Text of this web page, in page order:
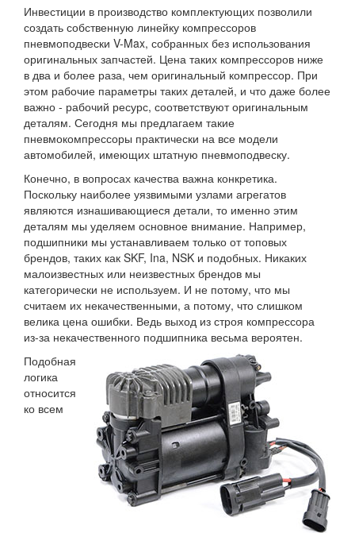
Инвестиции в производство комплектующих позволили
создать собственную линейку компрессоров
пневмоподвески V-Max, собранных без использования
оригинальных запчастей. Цена таких компрессоров ниже
в два и более раза, чем оригинальный компрессор. При
этом рабочие параметры таких деталей, и что даже более
важно - рабочий ресурс, соответствуют оригинальным
деталям. Сегодня мы предлагаем такие
пневмокомпрессоры практически на все модели
автомобилей, имеющих штатную пневмоподвеску.
Конечно, в вопросах качества важна конкретика.
Поскольку наиболее уязвимыми узлами агрегатов
являются изнашивающиеся детали, то именно этим
деталям мы уделяем основное внимание. Например,
подшипники мы устанавливаем только от топовых
брендов, таких как SKF, Ina, NSK и подобных. Никаких
малоизвестных или неизвестных брендов мы
категорически не используем. И не потому, что мы
считаем их некачественными, а потому, что слишком
велика цена ошибки. Ведь выход из строя компрессора
из-за некачественного подшипника весьма вероятен.
Подобная
логика
относится
ко всем